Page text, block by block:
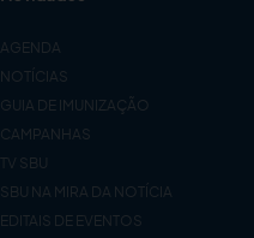
AGENDA
NOTÍCIAS
GUIA DE IMUNIZAÇÃO
CAMPANHAS
TV SBU
SBU NA MIRA DA NOTÍCIA
EDITAIS DE EVENTOS